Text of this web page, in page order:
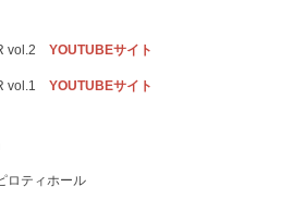
vol.2YOUTUBEサイト
vol.1YOUTUBEサイト
ロティホール